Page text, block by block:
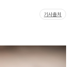
기사출처